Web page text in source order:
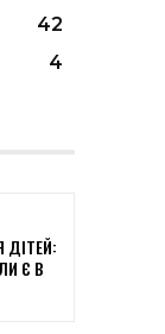
42
4
ДІТЕЙ:
Є В